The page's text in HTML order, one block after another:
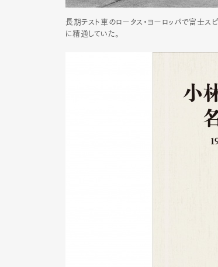
長期テスト車のロータス・ヨーロッパで富士
に精通していた。